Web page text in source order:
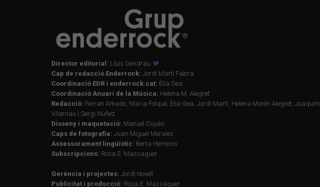
Director editorial: Lluís Gendrau
Cap de redacció Enderrock: Jordi Martí Fabra
Coordinació EDR i enderrock.cat: Èlia Gea
Coordinació Anuari de la Música: Helena M. Alegret
Redacció: Ferran Amado, Maria Folqué, Èlia Gea, Jordi Martí, Helena Morén Alegret, Joaquim
Vilarnau i Sergi Núñez
Disseny i maquetació: Manuel Cuyàs
Caps de fotografia: Juan Miguel Morales
Assessorament lingüístic: Berta Herreros
Subscripcions: Rosa E. Massaguer
Gerència i projectes: Jordi Novell
Publicitat i producció: Rosa E. Massaguer